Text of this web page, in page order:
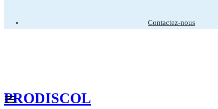
Contactez-nous
PRODISCOL